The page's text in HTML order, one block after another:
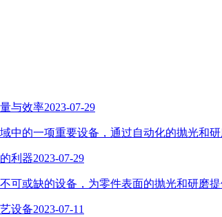
与效率2023-07-29
中的一项重要设备，通过自动化的抛光和
利器2023-07-29
可或缺的设备，为零件表面的抛光和研磨
设备2023-07-11